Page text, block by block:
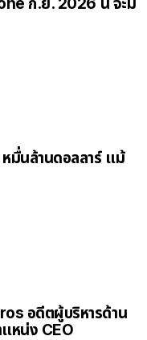
ก.ย. 2026 นี้ จะมี
มื่นล้านดอลลาร์ แม้
อดีตผู้บริหารด้าน
หน่ง CEO